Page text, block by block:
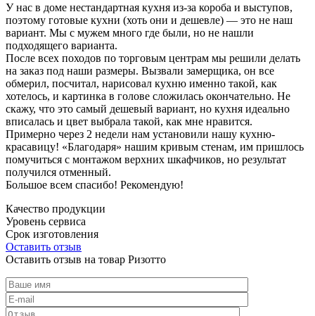
У нас в доме нестандартная кухня из-за короба и выступов,
поэтому готовые кухни (хоть они и дешевле) — это не наш
вариант. Мы с мужем много где были, но не нашли
подходящего варианта.
После всех походов по торговым центрам мы решили делать
на заказ под наши размеры. Вызвали замерщика, он все
обмерил, посчитал, нарисовал кухню именно такой, как
хотелось, и картинка в голове сложилась окончательно. Не
скажу, что это самый дешевый вариант, но кухня идеально
вписалась и цвет выбрала такой, как мне нравится.
Примерно через 2 недели нам установили нашу кухню-
красавицу! «Благодаря» нашим кривым стенам, им пришлось
помучиться с монтажом верхних шкафчиков, но результат
получился отменный.
Большое всем спасибо! Рекомендую!
Качество продукции
Уровень сервиса
Срок изготовления
Оставить отзыв
Оставить отзыв на товар Ризотто